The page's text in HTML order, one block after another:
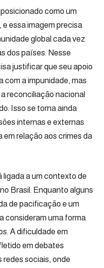
como um
essa imagem precisa
global cada vez
dos países. Nesse
justificar que seu apoio
com a impunidade, mas
reconciliação nacional
Isso se torna ainda
internas e externas
relação aos crimes da
a um contexto de
Brasil. Enquanto alguns
de pacificação e um
consideram uma forma
A dificuldade em
em debates
redes sociais, onde